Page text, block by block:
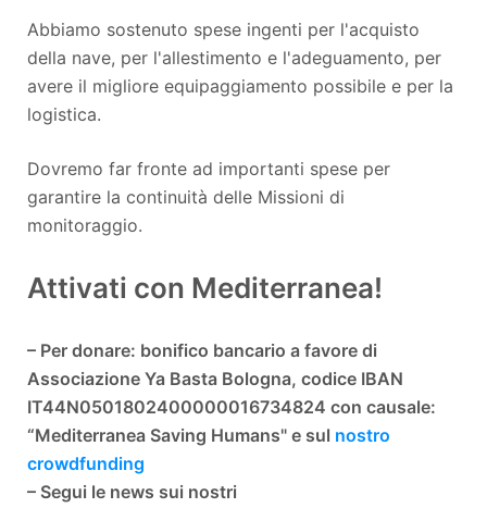
Abbiamo sostenuto spese ingenti per l'acquisto
della nave, per l'allestimento e l'adeguamento, per
avere il migliore equipaggiamento possibile e per la
logistica.
Dovremo far fronte ad importanti spese per
garantire la continuità delle Missioni di
monitoraggio.
Attivati con Mediterranea!
– Per donare: bonifico bancario a favore di
Associazione Ya Basta Bologna, codice IBAN
IT44N0501802400000016734824 con causale:
“Mediterranea Saving Humans" e sul nostro
crowdfunding
– Segui le news sui nostri